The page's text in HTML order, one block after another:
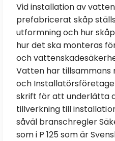
Vid installation av
prefabricerat skåp
utformning och hur
hur det ska monteras
och
Vatten har tillsammans
och
skrift för att underlätta
tillverkning till
såväl branschregler
som i P 125 som är